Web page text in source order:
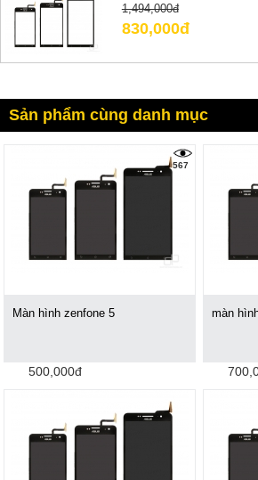
1,494,000đ
830,000đ
Sản phẩm cùng danh mục
567
Màn hình zenfone 5
500,000đ
màn